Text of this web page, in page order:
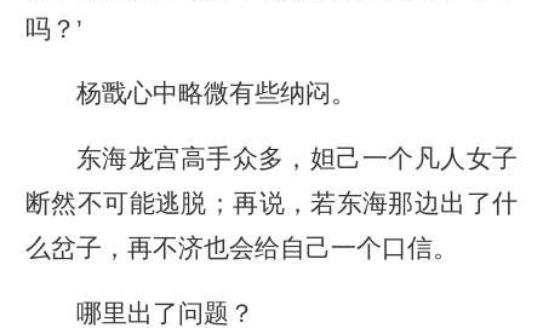
吗？’
杨戬心中略微有些纳闷。
东海龙宫高手众多，妲己一个凡人女子
断然不可能逃脱；再说，若东海那边出了什
么岔子，再不济也会给自己一个口信。
哪里出了问题？